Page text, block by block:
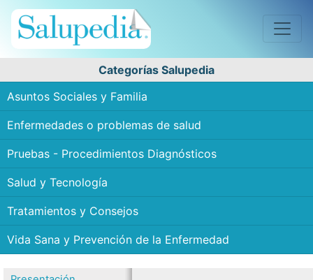
Categorías Salupedia
Asuntos Sociales y Familia
Enfermedades o problemas de salud
Pruebas - Procedimientos Diagnósticos
Salud y Tecnología
Tratamientos y Consejos
Vida Sana y Prevención de la Enfermedad